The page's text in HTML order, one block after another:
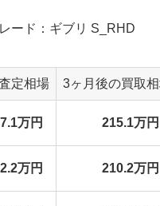
ード：ギブリ S_RHD
定相場 3ヶ月後の買取
万円 215.1万
万円 210.2万